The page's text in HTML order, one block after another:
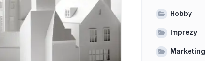
Hobby
Imprezy
Marketing